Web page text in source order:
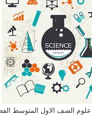
الصف الاول المتوسط